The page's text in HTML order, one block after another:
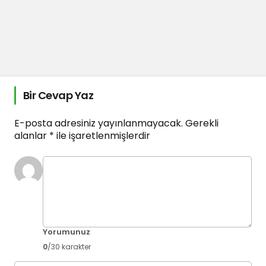
Bir Cevap Yaz
E-posta adresiniz yayınlanmayacak. Gerekli
alanlar * ile işaretlenmişlerdir
Yorumunuz
0/30 karakter